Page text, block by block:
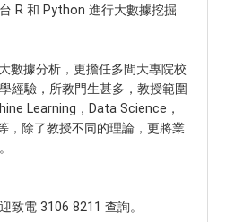
R 和 Python 進行大數據挖掘
數據分析，更擔任多間大專院校
經驗，所教門生甚多，教授範圍
Learning，Data Science，
，除了教授不同的理論，更將業
致電 3106 8211 查詢。